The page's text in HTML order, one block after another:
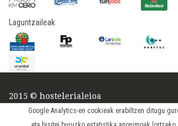
Google Analytics-en cookieak erabiltzen ditugu
Laguntzaileak
2015 © hostelerialeioa
Log in